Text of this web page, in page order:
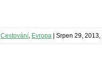
Cestování, Evropa Srpen 29, 2013,